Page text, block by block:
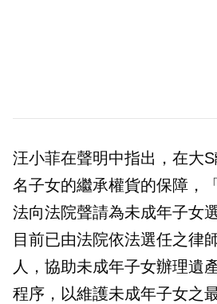
汪小菲在聲明中指出，在大
名子女的繼承權貨的保障，
法向法院聲請為未成年子女
目前已由法院依法選任之律
人，協助未成年子女辦理遺
程序，以維護未成年子女之